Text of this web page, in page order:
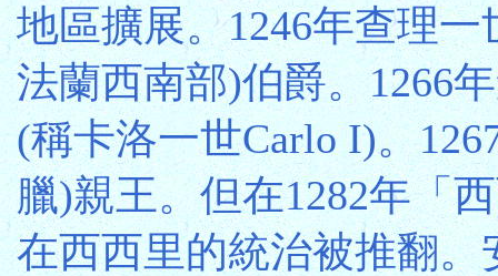
地區擴展。1246年查理一
法蘭西南部)伯爵。1266
(稱卡洛一世Carlo I)。
臘)親王。但在1282年「
在西西里的統治被推翻